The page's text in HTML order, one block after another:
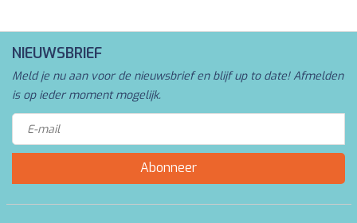
NIEUWSBRIEF
Meld je nu aan voor de nieuwsbrief en blijf up to date! Afmelden
is op ieder moment mogelijk.
Abonneer